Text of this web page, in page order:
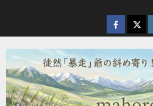
を
ス
キ
ッ
プ
facebook
X